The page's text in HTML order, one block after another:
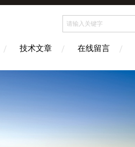
技术文章 在线留言